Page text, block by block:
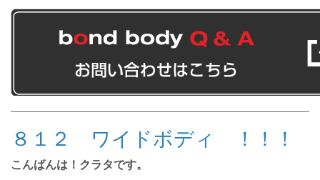
８１２ ワイドボディ ！！！
こんばんは！クラタです。